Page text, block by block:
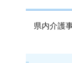
県内介護